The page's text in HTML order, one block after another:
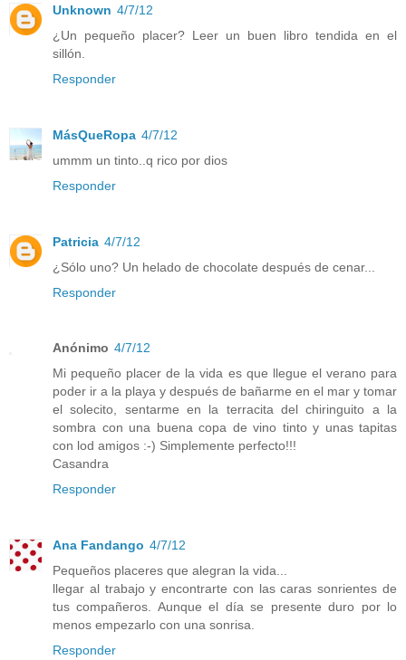
Unknown 4/7/12
¿Un pequeño placer? Leer un buen libro tendida en el
sillón.
Responder
MásQueRopa 4/7/12
ummm un tinto..q rico por dios
Responder
Patricia 4/7/12
¿Sólo uno? Un helado de chocolate después de cenar...
Responder
Anónimo 4/7/12
Mi pequeño placer de la vida es que llegue el verano para
poder ir a la playa y después de bañarme en el mar y tomar
el solecito, sentarme en la terracita del chiringuito a la
sombra con una buena copa de vino tinto y unas tapitas
con lod amigos :-) Simplemente perfecto!!!
Casandra
Responder
Ana Fandango 4/7/12
Pequeños placeres que alegran la vida...
llegar al trabajo y encontrarte con las caras sonrientes de
tus compañeros. Aunque el día se presente duro por lo
menos empezarlo con una sonrisa.
Responder